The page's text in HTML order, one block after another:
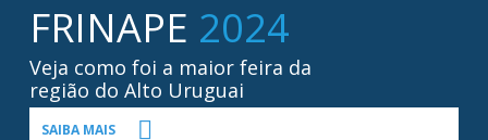
FRINAPE 2024
Veja como foi a maior feira da
região do Alto Uruguai
SAIBA MAIS